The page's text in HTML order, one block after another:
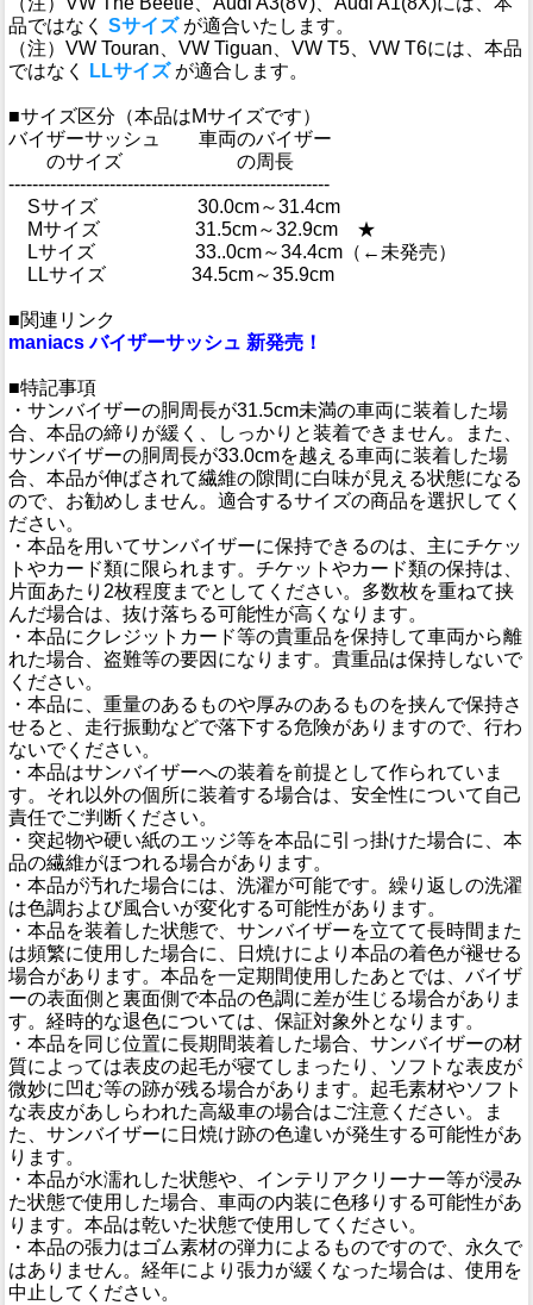
品ではなく Sサイズ が適合いたします。
（注）VW Touran、VW Tiguan、VW T5、VW T6には、本品
ではなく
LLサイズ が適合します。
■サイズ区分（本品はMサイズです）
バイザーサッシュ 車両のバイザー
のサイズ の周長
------------------------------------------------------
Sサイズ 30.0cm～31.4cm
Mサイズ 31.5cm～32.9cm ★
Lサイズ 33..0cm～34.4cm（←未発売）
LLサイズ 34.5cm～35.9cm
■関連リンク
maniacs バイザーサッシュ 新発売！
■特記事項
・サンバイザーの胴周長が31.5cm未満の車両に装着した場
合、本品の締りが緩く、しっかりと装着できません。また、
サンバイザーの胴周長が33.0cmを越える車両に装着した場
合、本品が伸ばされて繊維の隙間に白味が見える状態になる
ので、お勧めしません。適合するサイズの商品を選択してく
ださい。
・本品を用いてサンバイザーに保持できるのは、主にチケッ
トやカード類に限られます。チケットやカード類の保持は、
片面あたり2枚程度までとしてください。多数枚を重ねて挟
んだ場合は、抜け落ちる可能性が高くなります。
・本品にクレジットカード等の貴重品を保持して車両から離
れた場合、盗難等の要因になります。貴重品は保持しないで
ください。
・本品に、重量のあるものや厚みのあるものを挟んで保持さ
せると、走行振動などで落下する危険がありますので、行わ
ないでください。
・本品はサンバイザーへの装着を前提として作られていま
す。それ以外の個所に装着する場合は、安全性について自己
責任でご判断ください。
・突起物や硬い紙のエッジ等を本品に引っ掛けた場合に、本
品の繊維がほつれる場合があります。
・本品が汚れた場合には、洗濯が可能です。繰り返しの洗濯
は色調および風合いが変化する可能性があります。
・本品を装着した状態で、サンバイザーを立てて長時間また
は頻繁に使用した場合に、日焼けにより本品の着色が褪せる
場合があります。本品を一定期間使用したあとでは、バイザ
ーの表面側と裏面側で本品の色調に差が生じる場合がありま
す。経時的な退色については、保証対象外となります。
・本品を同じ位置に長期間装着した場合、サンバイザーの材
質によっては表皮の起毛が寝てしまったり、ソフトな表皮が
微妙に凹む等の跡が残る場合があります。起毛素材やソフト
な表皮があしらわれた高級車の場合はご注意ください。ま
た、サンバイザーに日焼け跡の色違いが発生する可能性があ
ります。
・本品が水濡れした状態や、インテリアクリーナー等が浸み
た状態で使用した場合、車両の内装に色移りする可能性があ
ります。本品は乾いた状態で使用してください。
・本品の張力はゴム素材の弾力によるものですので、永久で
はありません。経年により張力が緩くなった場合は、使用を
中止してください。